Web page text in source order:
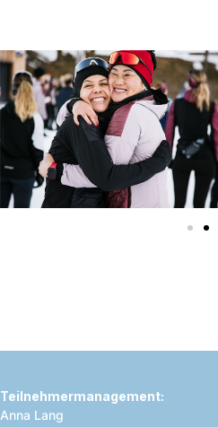
Teilnehmermanagement:
Anna Lang